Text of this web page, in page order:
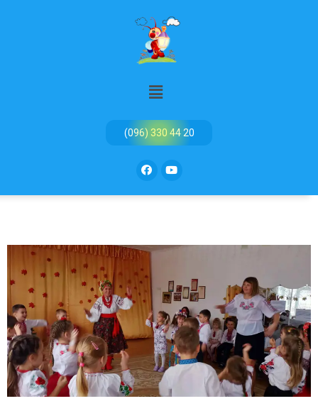
(096) 330 44 20